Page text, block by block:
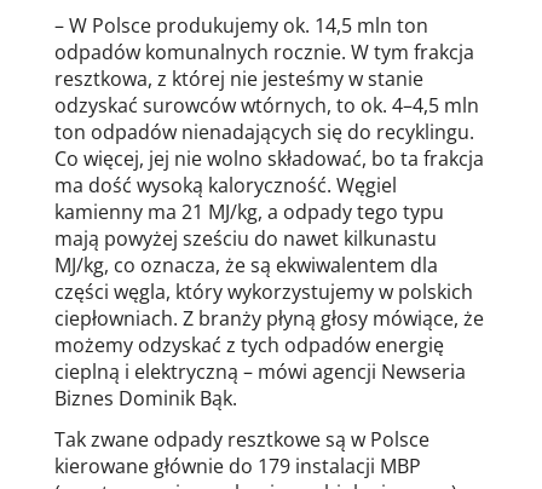
– W Polsce produkujemy ok. 14,5 mln ton
odpadów komunalnych rocznie. W tym frakcja
resztkowa, z której nie jesteśmy w stanie
odzyskać surowców wtórnych, to ok. 4–4,5 mln
ton odpadów nienadających się do recyklingu.
Co więcej, jej nie wolno składować, bo ta frakcja
ma dość wysoką kaloryczność. Węgiel
kamienny ma 21 MJ/kg, a odpady tego typu
mają powyżej sześciu do nawet kilkunastu
MJ/kg, co oznacza, że są ekwiwalentem dla
części węgla, który wykorzystujemy w polskich
ciepłowniach. Z branży płyną głosy mówiące, że
możemy odzyskać z tych odpadów energię
cieplną i elektryczną – mówi agencji Newseria
Biznes Dominik Bąk.
Tak zwane odpady resztkowe są w Polsce
kierowane głównie do 179 instalacji MBP